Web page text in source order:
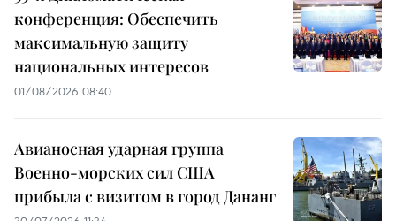
конференция: Обеспечить
максимальную защиту
национальных интересов
01/08/2026 08:40
Авианосная ударная группа
Военно-морских сил США
прибыла с визитом в город Дананг